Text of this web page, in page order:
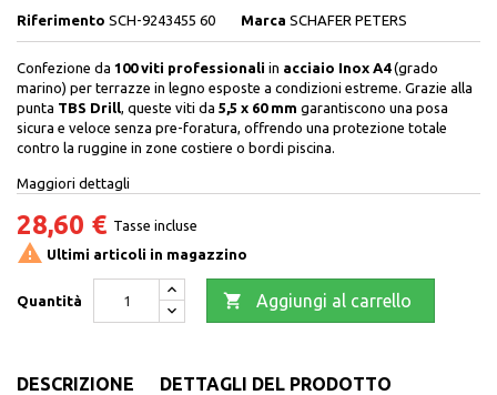
Riferimento SCH-9243455 60 Marca SCHAFER PETERS
Confezione da 100 viti professionali in acciaio Inox A4(grado
marino) per terrazze in legno esposte a condizioni estreme. Grazie alla
punta TBS Drill, queste viti da 5,5 x 60 mm garantiscono una posa
sicura e veloce senza pre-foratura, offrendo una protezione totale
contro la ruggine in zone costiere o bordi piscina.
Maggiori dettagli
28,60 € Tasse incluse
 Ultimi articoli in magazzino
Quantità  Aggiungi al carrello
DESCRIZIONE DETTAGLI DEL PRODOTTO